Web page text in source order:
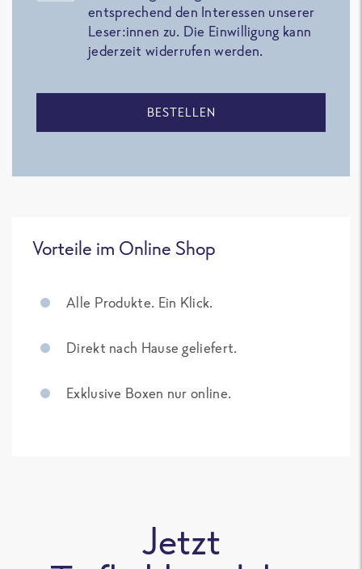
entsprechend den Interessen unserer
Leser:innen zu. Die Einwilligung kann
jederzeit widerrufen werden.
BESTELLEN
Vorteile im Online Shop
Alle Produkte. Ein Klick.
Direkt nach Hause geliefert.
Exklusive Boxen nur online.
Jetzt